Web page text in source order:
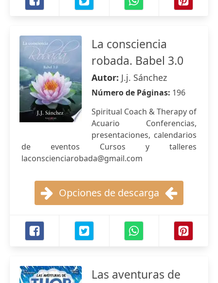
La consciencia
robada. Babel 3.0
Autor: J.j. Sánchez
Número de Páginas: 196
Spiritual Coach & Therapy of
Acuario Conferencias,
presentaciones, calendarios
de eventos Cursos y talleres
laconscienciarobada@gmail.com
Opciones de descarga
Las aventuras de